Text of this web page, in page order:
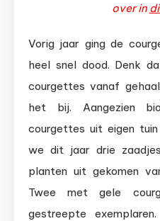
over in
Vorig jaar ging de
heel snel dood. Denk
courgettes vanaf
het bij. Aangezien
courgettes uit eigen
we dit jaar drie
planten uit gekomen
Twee met gele
gestreepte